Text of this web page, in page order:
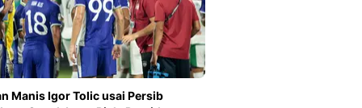
Manis Igor Tolic usai Persib